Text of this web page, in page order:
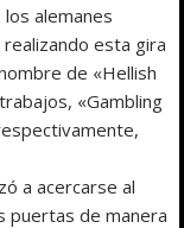
alemanes
esta gira
de «Hellish
«Gambling
a acercarse al
puertas de manera